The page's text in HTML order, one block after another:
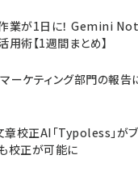
業が1日に！ Gemini
術【1週間まとめ】
ーケティング部門の報告
校正AI「Typoless」がブ
校正が可能に